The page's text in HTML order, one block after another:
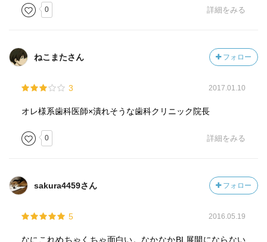
0 詳細をみる
ねこまたさん フォロー
3 2017.01.10
オレ様系歯科医師×潰れそうな歯科クリニック院長
0 詳細をみる
sakura4459さん フォロー
5 2016.05.19
なにこれめちゃくちゃ面白い。なかなかBL展開にならない